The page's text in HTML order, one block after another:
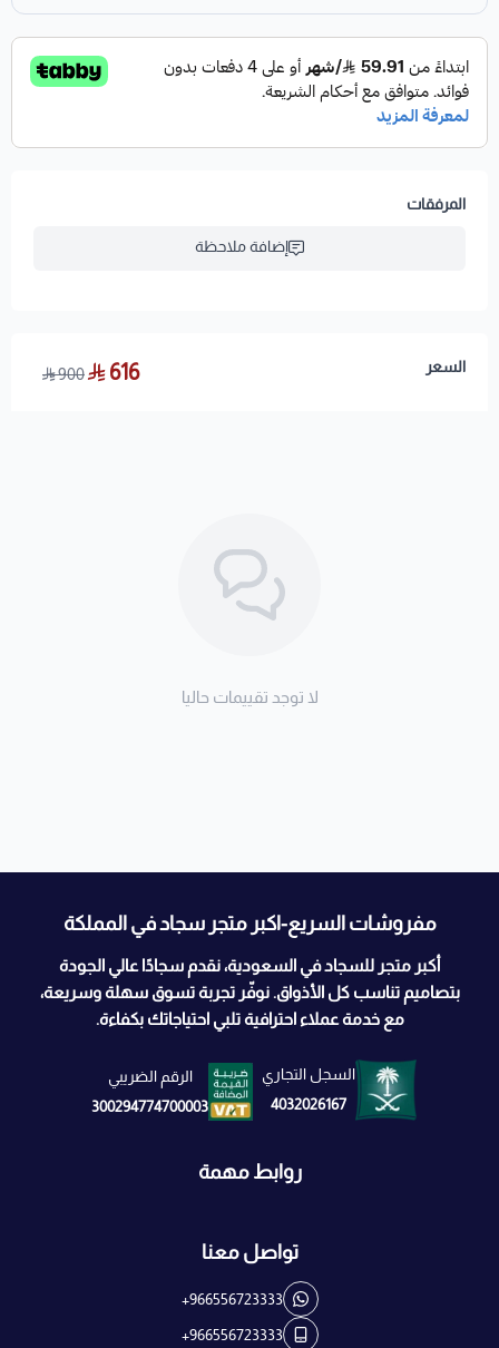
المرفقات
إضافة ملاحظة
السعر 616
900
لا توجد تقييمات حاليا
مفروشات السريع-اكبر متجر سجاد في المملكة
أكبر متجر للسجاد في السعودية، نقدم سجادًا عالي الجودة
بتصاميم تناسب كل الأذواق. نوفّر تجربة تسوق سهلة وسريعة،
مع خدمة عملاء احترافية تلبي احتياجاتك بكفاءة.
السجل التجاري
4032026167
الرقم الضريبي
300294774700003
روابط مهمة
تواصل معنا
+966556723333
+966556723333